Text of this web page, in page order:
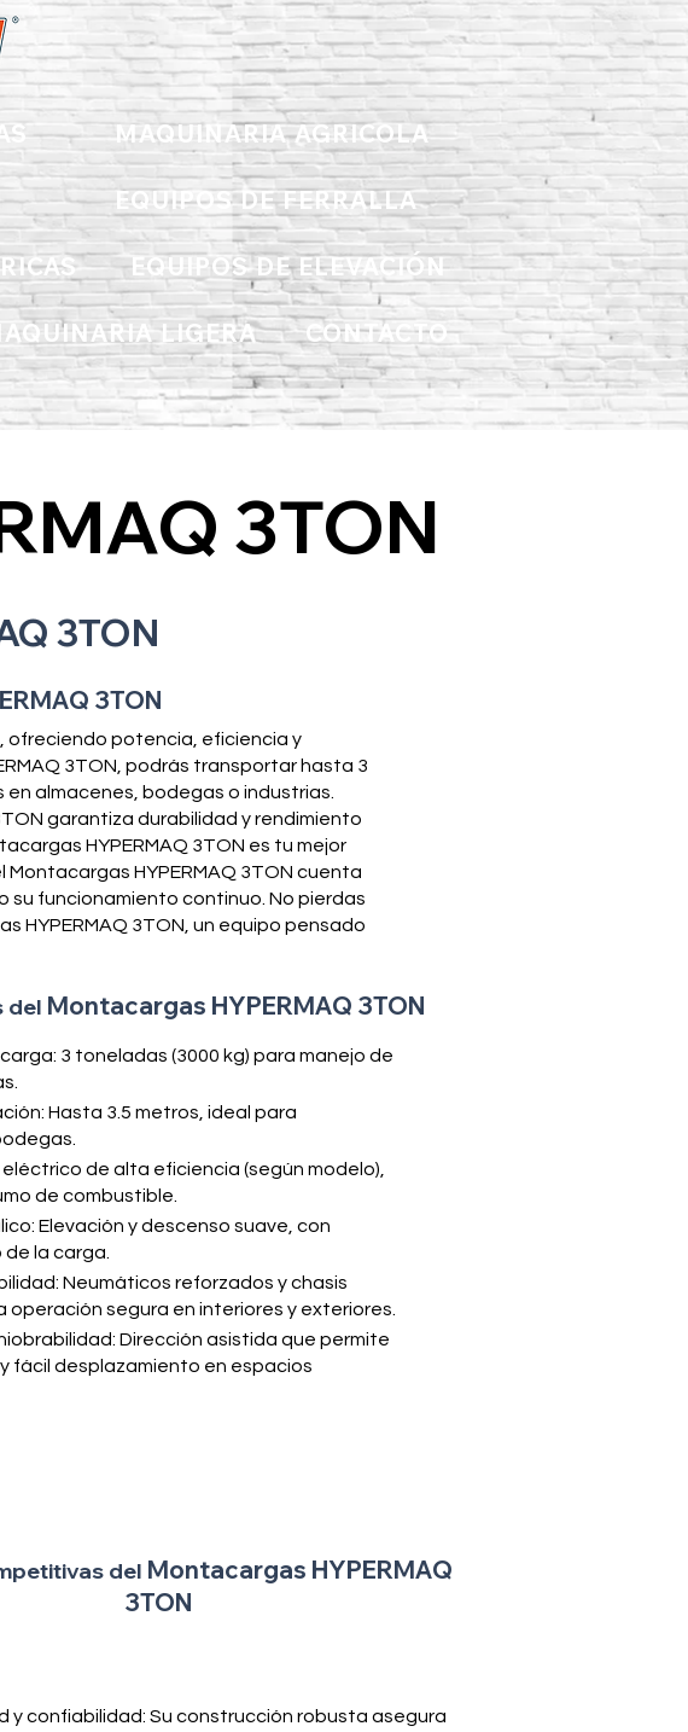
MAQUINARIA AGRICOLA
EQUIPOS DE FERRALLA
EQUIPOS DE ELEVACIÓN
LIGERA CONTACTO
3TON
3TON
3TON
ofreciendo potencia, eficiencia y
3TON, podrás transportar hasta 3
almacenes, bodegas o industrias.
garantiza durabilidad y rendimiento
HYPERMAQ 3TON es tu mejor
HYPERMAQ 3TON cuenta
su funcionamiento continuo. No pierdas
HYPERMAQ 3TON, un equipo pensado
del Montacargas HYPERMAQ 3TON
3 toneladas (3000 kg) para manejo de
Hasta 3.5 metros, ideal para
eléctrico de alta eficiencia (según modelo),
de combustible.
Elevación y descenso suave, con
la carga.
Neumáticos reforzados y chasis
operación segura en interiores y exteriores.
Dirección asistida que permite
fácil desplazamiento en espacios
del Montacargas HYPERMAQ
3TON
y confiabilidad: Su construcción robusta asegura